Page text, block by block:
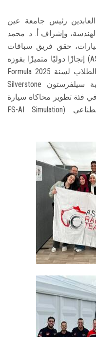
رئيس جامعة عين
وإشراف أ. د. محمد
حقق فريق سباقات
جامعة عين شمس (ASU Racing Team) إنجازًا دوليًا متميزًا بفوزه
بالمركز الأول في مسابقة فورميلا الطلاب لسنة 2025 Formula
Student UK التي أُقيمت على حلبة سيلفرستون Silverstone
فئة تطوير محاكاة سيارة
سباق ذاتية القيادة بالذكاء الاصطناعي (FS-AI Simulation